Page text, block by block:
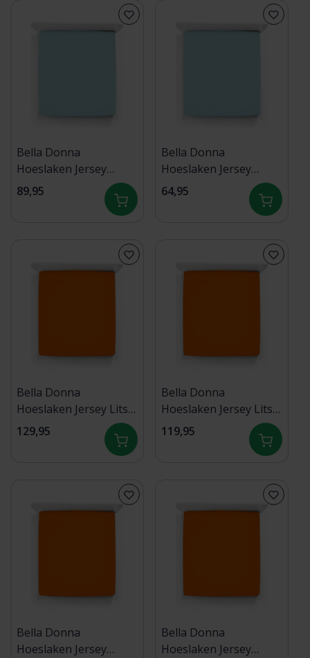
Bella Donna
Hoeslaken Jersey
Twijfelaar licht
89,95
Bella Donna
Hoeslaken Jersey
Eenpersoons licht
64,95
Bella Donna
Hoeslaken Jersey Lits-
jumeaux XL 200x220-
200x240 cm Cayenne-
129,95
Bella Donna
Hoeslaken Jersey Lits-
jumeaux 180x190-
200x220 cm Cayenne-
119,95
Bella Donna
Hoeslaken Jersey
Bella Donna
Hoeslaken Jersey